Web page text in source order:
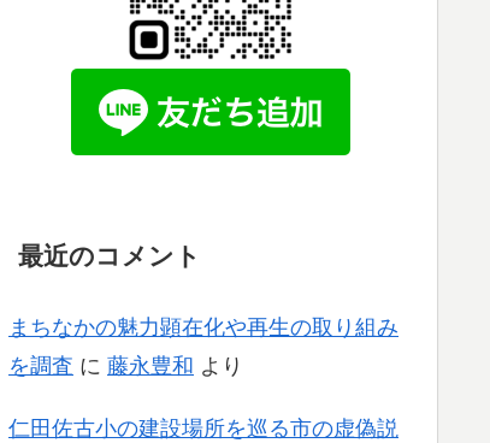
最近のコメント
まちなかの魅力顕在化や再生の取り組み
を調査 に 藤永豊和 より
仁田佐古小の建設場所を巡る市の虚偽説